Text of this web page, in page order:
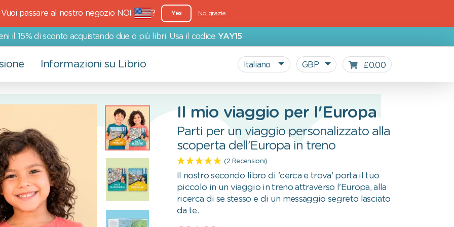
Vuoi passare al nostro negozio NOI ? Yes No grazie
il 15% di sconto acquistando due o più libri. Usa il codice YAY15
Biglietti d'auguri
Informazioni su Librio
Più che un semplice libro
Impegno ambientale
Impegno sociale
Italiano GBP £0.00
Il mio viaggio per l'Europa
Parti per un viaggio personalizzato alla
scoperta dell’Europa in treno
(2 Recensioni)
Il nostro secondo libro di 'cerca e trova' porta il tuo
piccolo in un viaggio in treno attraverso l'Europa, alla
ricerca di se stesso e di un messaggio segreto lasciato
da te.